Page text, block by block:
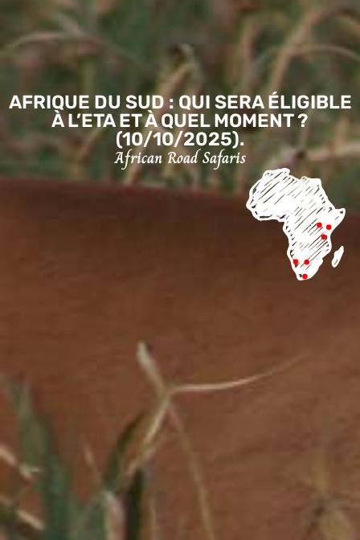
AFRIQUE DU SUD : QUI SERA ÉLIGIBLE
À L’ETA ET À QUEL MOMENT ?
(10/10/2025).
African Road Safaris